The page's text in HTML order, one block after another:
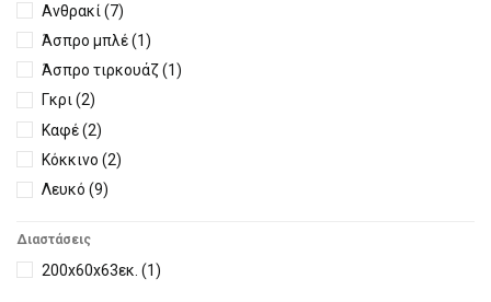
Ανθρακί (7)
Άσπρο μπλέ(1)
Άσπρο τιρκουάζ(1)
Γκρι(2)
Καφέ(2)
Κόκκινο (2)
Λευκό (9)
Μάυρο
Μπεζ(2)
Διαστάσεις
200x60x63εκ. (1)